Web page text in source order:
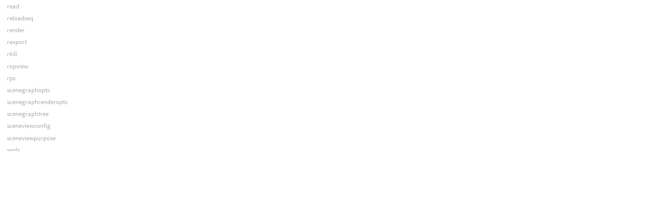
read
reloadseq
render
rexport
rkill
ropview
rps
scenegraphopts
scenegraphrenderopts
scenegraphtree
sceneviewconfig
sceneviewpurpose
seqls